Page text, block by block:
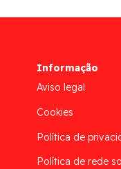
Informação
Aviso legal
Cookies
Política de
Política de rede